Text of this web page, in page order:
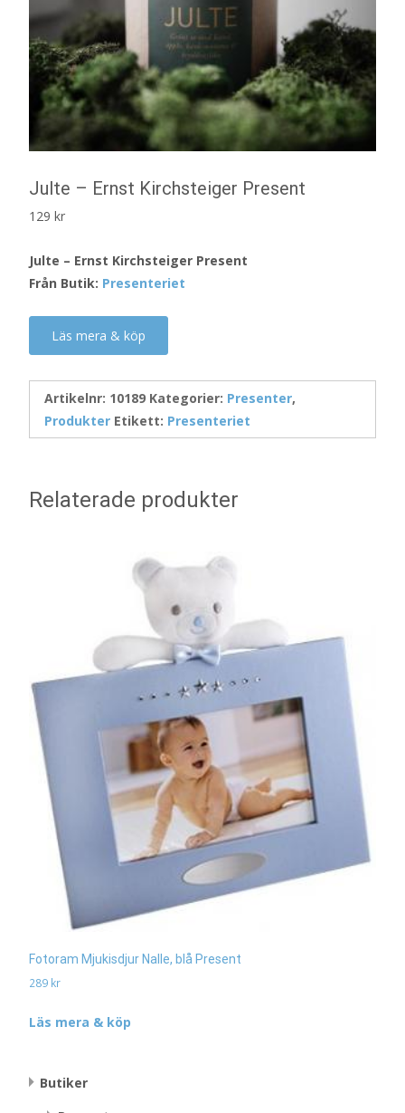
Julte – Ernst Kirchsteiger Present
129 kr
Julte – Ernst Kirchsteiger Present
Från Butik: Presenteriet
Läs mera & köp
Artikelnr: 10189 Kategorier: Presenter,
Produkter Etikett: Presenteriet
Relaterade produkter
Fotoram Mjukisdjur Nalle, blå Present
289 kr
Läs mera & köp
Butiker